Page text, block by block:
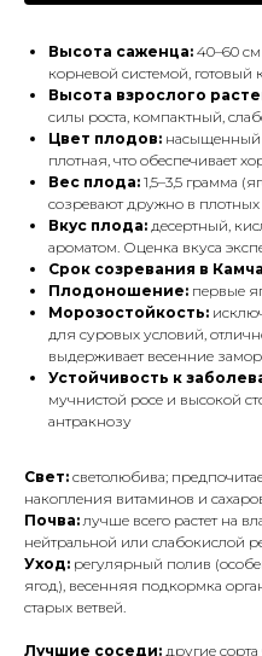
Высота саженца: 40–60
корневой системой, готовый
Высота взрослого
силы роста, компактный,
Цвет плодов: насыщенный
плотная, что обеспечивает
Вес плода: 1,5–3,5 грамма
созревают дружно в плотных
Вкус плода: десертный,
ароматом. Оценка вкуса
Срок созревания в
Плодоношение: первые
Морозостойкость:
для суровых условий,
выдерживает весенние
Устойчивость к
мучнистой росе и высокой
антракнозу
Свет: светолюбива;
накопления витаминов и
Почва: лучше всего растет на
нейтральной или слабокислой
Уход: регулярный полив
ягод), весенняя подкормка
старых ветвей.
Лучшие соседи: другие